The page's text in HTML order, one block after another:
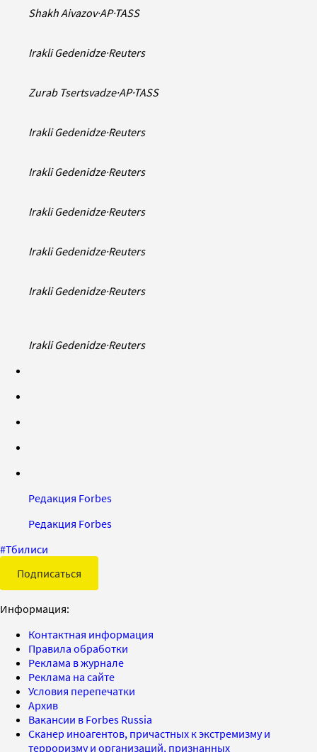
Shakh Aivazov·AP·TASS
Irakli Gedenidze·Reuters
Zurab Tsertsvadze·AP·TASS
Irakli Gedenidze·Reuters
Irakli Gedenidze·Reuters
Irakli Gedenidze·Reuters
Irakli Gedenidze·Reuters
Irakli Gedenidze·Reuters
Irakli Gedenidze·Reuters
Редакция Forbes
Редакция Forbes
#Тбилиси
Подписаться
Информация:
Контактная информация
Правила обработки
Реклама в журнале
Реклама на сайте
Условия перепечатки
Архив
Вакансии в Forbes Russia
Сканер иноагентов, причастных к экстремизму и
терроризму и организаций, признанных